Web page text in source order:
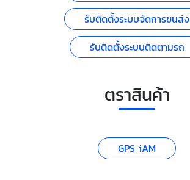
รับติดตั้งระบบจัดการขนส่ง
รับติดตั้งระบบติดตามรถ
ตราสินค้า
GPS iAM